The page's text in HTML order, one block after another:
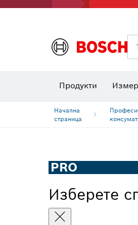
Продукти
Начална
страница
PRO
Изберете